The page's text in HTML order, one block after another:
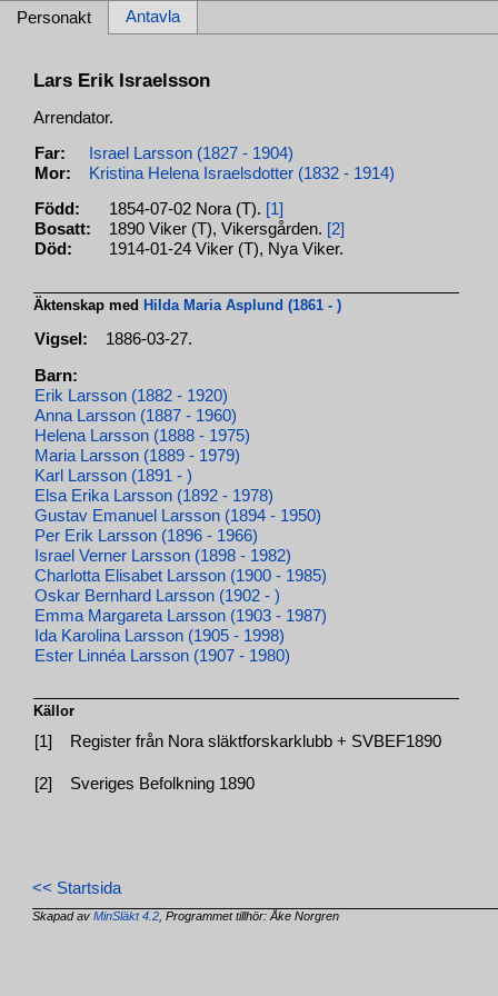
Personakt Antavla
Lars Erik Israelsson
Arrendator.
Far:
Israel Larsson (1827 - 1904)
Mor:
Kristina Helena Israelsdotter (1832 - 1914)
Född: 1854-07-02 Nora (T). [1]
Bosatt:
1890 Viker (T), Vikersgården. [2]
Död:
1914-01-24 Viker (T), Nya Viker.
Äktenskap medHilda Maria Asplund (1861 - )
Vigsel: 1886-03-27.
Barn:
Erik Larsson (1882 - 1920)
Anna Larsson (1887 - 1960)
Helena Larsson (1888 - 1975)
Maria Larsson (1889 - 1979)
Karl Larsson (1891 - )
Elsa Erika Larsson (1892 - 1978)
Gustav Emanuel Larsson (1894 - 1950)
Per Erik Larsson (1896 - 1966)
Israel Verner Larsson (1898 - 1982)
Charlotta Elisabet Larsson (1900 - 1985)
Oskar Bernhard Larsson (1902 - )
Emma Margareta Larsson (1903 - 1987)
Ida Karolina Larsson (1905 - 1998)
Ester Linnéa Larsson (1907 - 1980)
Källor
[1] Register från Nora släktforskarklubb + SVBEF1890
[2] Sveriges Befolkning 1890
<< Startsida
Skapad avMinSläkt 4.2 , Programmet tillhör: Åke Norgren